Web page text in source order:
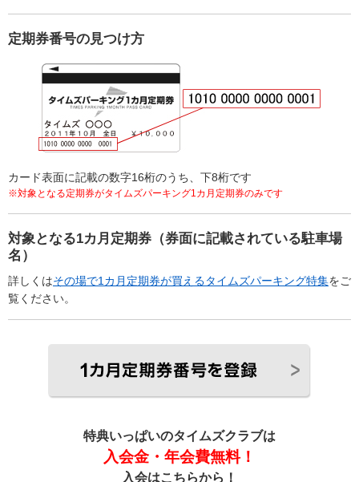
定期券番号の見つけ方
カード表面に記載の数字16桁のうち、下8桁です
※対象となる定期券がタイムズパーキング1カ月定期券のみです
対象となる1カ月定期券（券面に記載されている駐車場
名）
詳しくはその場で1カ月定期券が買えるタイムズパーキング特集をご
覧ください。
特典いっぱいのタイムズクラブは
入会金・年会費無料！
入会はこちらから！